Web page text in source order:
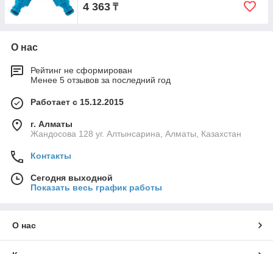
4 363 ₸
О нас
Рейтинг не сформирован
Менее 5 отзывов за последний год
Работает с 15.12.2015
г. Алматы
Жандосова 128 уг. Алтынсарина, Алматы, Казахстан
Контакты
Сегодня выходной
Показать весь график работы
О нас